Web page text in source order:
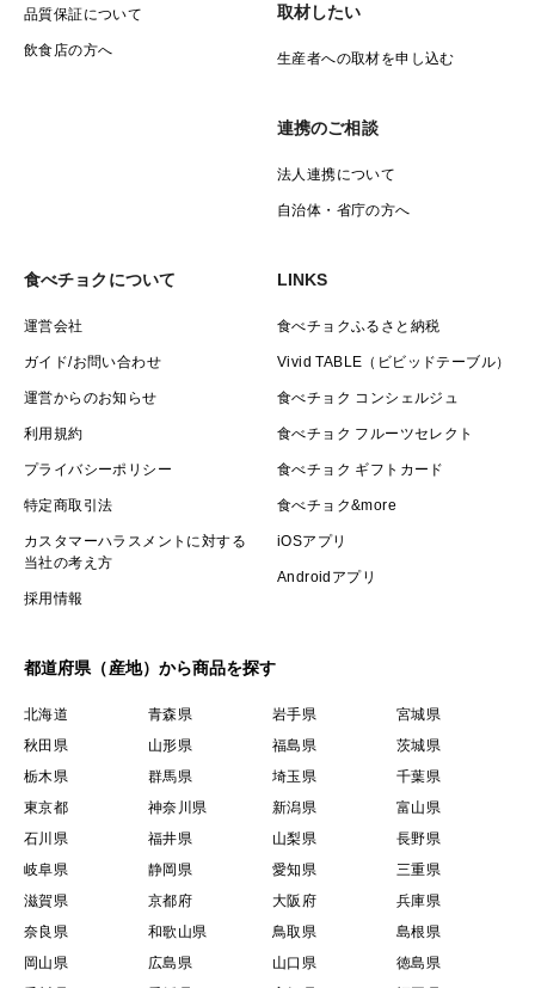
品質保証について
飲食店の方へ
取材したい
生産者への取材を申し込む
連携のご相談
法人連携について
自治体・省庁の方へ
食べチョクについて
運営会社
ガイド/お問い合わせ
運営からのお知らせ
利用規約
プライバシーポリシー
特定商取引法
カスタマーハラスメントに対する
当社の考え方
採用情報
LINKS
食べチョクふるさと納税
Vivid TABLE（ビビッドテーブル）
食べチョク コンシェルジュ
食べチョク フルーツセレクト
食べチョク ギフトカード
食べチョク&more
iOSアプリ
Androidアプリ
都道府県（産地）から商品を探す
北海道 青森県 岩手県
宮城県
秋田県
山形県 福島県
茨城県
栃木県
群馬県 埼玉県
千葉県
東京都
神奈川県 新潟県
富山県
石川県
福井県 山梨県
長野県
岐阜県
静岡県 愛知県
三重県
滋賀県
京都府 大阪府
兵庫県
奈良県
和歌山県 鳥取県
島根県
岡山県
広島県 山口県
徳島県